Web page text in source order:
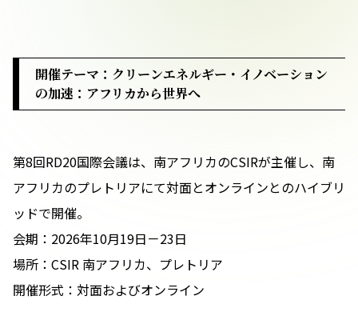
プライバシーポリシー
開催テーマ：クリーンエネルギー・イノベーション
の加速：アフリカから世界へ
第8回RD20国際会議は、南アフリカのCSIRが主催し、南
アフリカのプレトリアにて対面とオンラインとのハイブリ
ッドで開催。
会期：2026年10月19日－23日
場所：CSIR 南アフリカ、プレトリア
開催形式：対面およびオンライン